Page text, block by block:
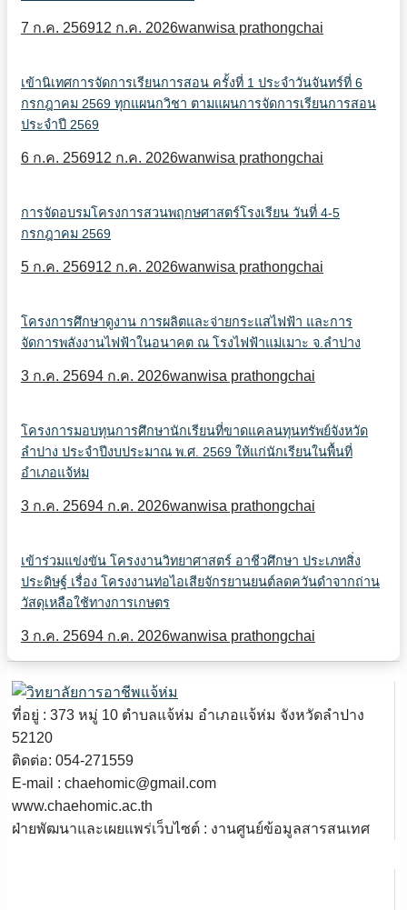
7 ก.ค. 256912 ก.ค. 2026wanwisa prathongchai
เข้านิเทศการจัดการเรียนการสอน ครั้งที่ 1 ประจำวันจันทร์ที่ 6
กรกฎาคม 2569 ทุกแผนกวิชา ตามแผนการจัดการเรียนการสอน
ประจำปี 2569
6 ก.ค. 256912 ก.ค. 2026wanwisa prathongchai
การจัดอบรมโครงการสวนพฤกษศาสตร์โรงเรียน วันที่ 4-5
กรกฎาคม 2569
5 ก.ค. 256912 ก.ค. 2026wanwisa prathongchai
โครงการศึกษาดูงาน การผลิตและจ่ายกระแสไฟฟ้า และการ
จัดการพลังงานไฟฟ้าในอนาคต ณ โรงไฟฟ้าแม่เมาะ จ.ลำปาง
3 ก.ค. 25694 ก.ค. 2026wanwisa prathongchai
โครงการมอบทุนการศึกษานักเรียนที่ขาดแคลนทุนทรัพย์จังหวัด
ลำปาง ประจำปีงบประมาณ พ.ศ. 2569 ให้แก่นักเรียนในพื้นที่
อำเภอแจ้ห่ม
3 ก.ค. 25694 ก.ค. 2026wanwisa prathongchai
เข้าร่วมแข่งขัน โครงงานวิทยาศาสตร์ อาชีวศึกษา ประเภทสิ่ง
ประดิษฐ์ เรื่อง โครงงานท่อไอเสียจักรยานยนต์ลดควันดำจากถ่าน
วัสดุเหลือใช้ทางการเกษตร
3 ก.ค. 25694 ก.ค. 2026wanwisa prathongchai
ที่อยู่ : 373 หมู่ 10 ตำบลแจ้ห่ม อำเภอแจ้ห่ม จังหวัดลำปาง
52120
ติดต่อ: 054-271559
E-mail : chaehomic@gmail.com
www.chaehomic.ac.th
ฝ่ายพัฒนาและเผยแพร่เว็บไซต์ : งานศูนย์ข้อมูลสารสนเทศ